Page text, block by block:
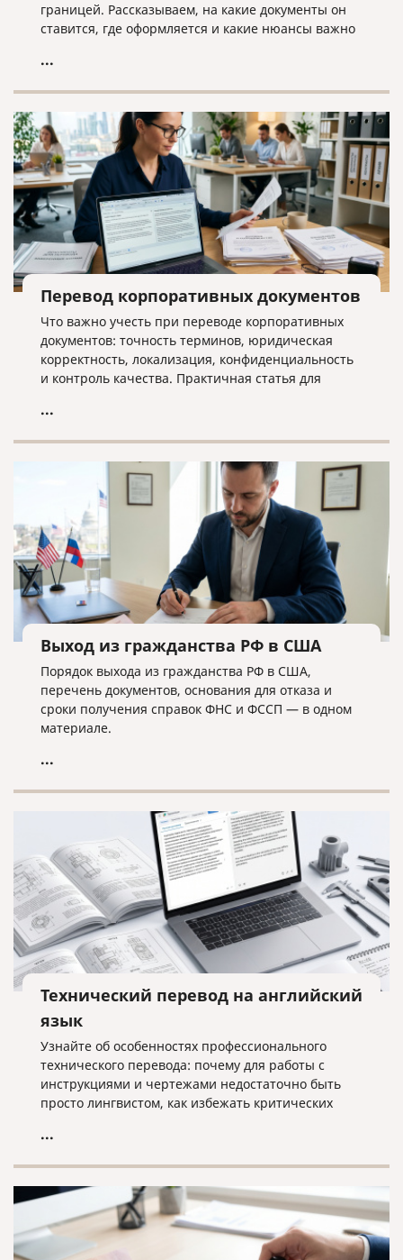
границей. Рассказываем, на какие документы он
ставится, где оформляется и какие нюансы важно
...
Перевод корпоративных документов
Что важно учесть при переводе корпоративных
документов: точность терминов, юридическая
корректность, локализация, конфиденциальность
и контроль качества. Практичная статья для
...
Выход из гражданства РФ в США
Порядок выхода из гражданства РФ в США,
перечень документов, основания для отказа и
сроки получения справок ФНС и ФССП — в одном
материале.
...
Технический перевод на английский
язык
Узнайте об особенностях профессионального
технического перевода: почему для работы с
инструкциями и чертежами недостаточно быть
просто лингвистом, как избежать критических
получения качественного результата при работе с
...